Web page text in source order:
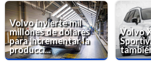
Volvo invierte mil
millones de dólares
para incrementar la
producci...
Volvo